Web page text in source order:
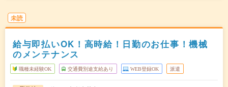
未読
給与即払いOK！高時給！日勤のお仕事！機械
のメンテナンス
職種未経験OK 交通費別途支給あり WEB登録OK 派遣